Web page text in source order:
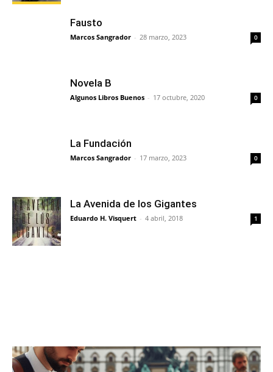
Fausto
Marcos Sangrador - 28 marzo, 2023 0
Novela B
Algunos Libros Buenos - 17 octubre, 2020 0
La Fundación
Marcos Sangrador - 17 marzo, 2023 0
La Avenida de los Gigantes
Eduardo H. Visquert - 4 abril, 2018 1